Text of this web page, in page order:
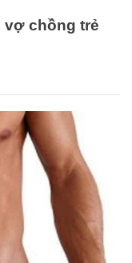
vợ chồng trẻ